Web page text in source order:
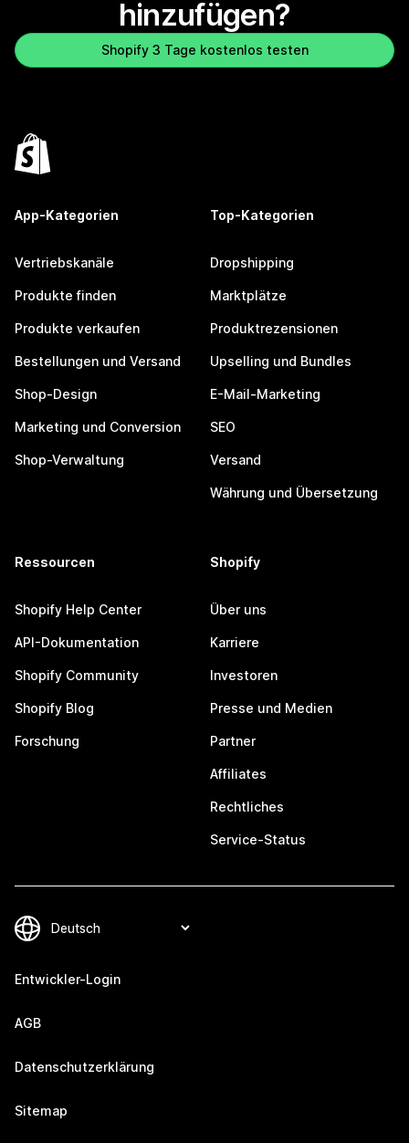
hinzufügen?
Shopify 3 Tage kostenlos testen
App-Kategorien
Vertriebskanäle
Produkte finden
Produkte verkaufen
Bestellungen und Versand
Shop-Design
Marketing und Conversion
Shop-Verwaltung
Top-Kategorien
Dropshipping
Marktplätze
Produktrezensionen
Upselling und Bundles
E-Mail-Marketing
SEO
Versand
Währung und Übersetzung
Ressourcen
Shopify Help Center
API-Dokumentation
Shopify Community
Shopify Blog
Forschung
Shopify
Über uns
Karriere
Investoren
Presse und Medien
Partner
Affiliates
Rechtliches
Service-Status
Entwickler-Login
AGB
Datenschutzerklärung
Sitemap